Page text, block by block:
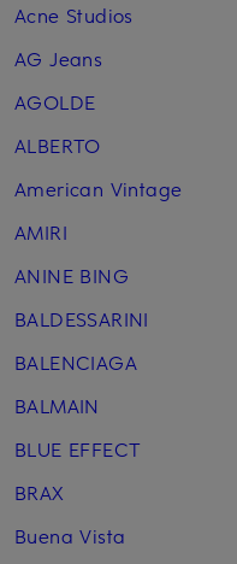
Acne Studios
AG Jeans
AGOLDE
ALBERTO
American Vintage
AMIRI
ANINE BING
BALDESSARINI
BALENCIAGA
BALMAIN
BLUE EFFECT
BRAX
Buena Vista